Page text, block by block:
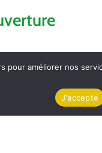
pour améliorer nos
J'accepte